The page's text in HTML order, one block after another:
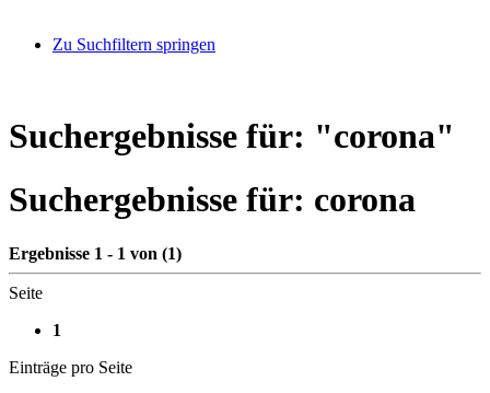
Zu Suchfiltern springen
Suchergebnisse für: "corona"
Suchergebnisse für: corona
Ergebnisse 1 - 1 von (1)
Seite
1
Einträge pro Seite